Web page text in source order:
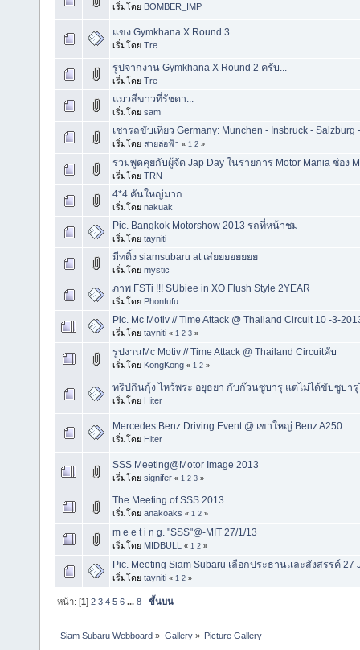
เริ่มโดย BOMBER_IMP
แข่ง Gymkhana X Round 3
เริ่มโดย Tre
รูปจากงาน Gymkhana X Round 2 ครับ...
เริ่มโดย Tre
แมวสีขาวที่รัชดา...
เริ่มโดย sam
เช่ารถขับเที่ยว Germany: Munchen - Insbruck - Salzburg
เริ่มโดย สายล่อฟ้า « 1 2 »
ร่วมพูดคุยกับผู้จัด Jap Day ในรายการ Motor Mania ช่อง
เริ่มโดย TRN
4*4 คันใหญ่มาก
เริ่มโดย nakuak
Pic. Bangkok Motorshow 2013 รถที่หน้าชม
เริ่มโดย tayniti
มีทติ้ง siamsubaru at เส่ยยยยยยยย
เริ่มโดย mystic
ภาพ FSTi !!! SUbiee in XO Flush Style 2YEAR
เริ่มโดย Phonfufu
Pic. Mc Motiv // Time Attack @ Thailand Circuit 10 -3-
เริ่มโดย tayniti « 1 2 3 »
รูปงานMc Motiv // Time Attack @ Thailand Circuitคับ
เริ่มโดย KongKong « 1 2 »
ทริปกินกุ้ง ไหว้พระ อยุธยา กับก๊วนซูบารุ แต่ไม่ได้ขับซูบารุ
เริ่มโดย Hiter
Mercedes Benz Driving Event @ เขาใหญ่ Benz A250
เริ่มโดย Hiter
SSS Meeting@Motor Image 2013
เริ่มโดย signifer « 1 2 3 »
The Meeting of SSS 2013
เริ่มโดย anakoaks « 1 2 »
m e e t i n g. "SSS"@-MIT 27/1/13
เริ่มโดย MIDBULL « 1 2 »
Pic. Meeting Siam Subaru เลือกประธานเเละสังสรรค์ 27
เริ่มโดย tayniti « 1 2 »
หน้า: [1]2 3 4 5 6 ...8 ขึ้นบน
Siam Subaru Webboard » Gallery» Picture Gallery